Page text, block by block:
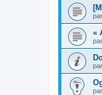
par
«
par
par
par